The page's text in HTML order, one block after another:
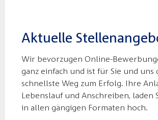
Aktuelle
Wir bevorzugen Online-
ganz einfach und ist für Sie und uns
schnellste Weg zum Erfolg. Ihre
Lebenslauf und Anschreiben, laden
in allen gängigen Formaten hoch.